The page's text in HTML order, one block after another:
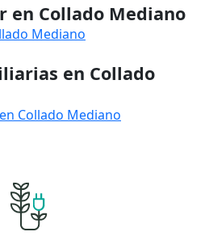
en Collado Mediano
Mediano
en Collado
Collado Mediano